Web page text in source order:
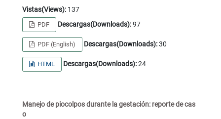
Vistas(Views):137
PDF Descargas(Downloads):97
PDF (English) Descargas(Downloads):30
HTML Descargas(Downloads):24
Manejo de piocolpos durante la gestación: reporte de cas
o